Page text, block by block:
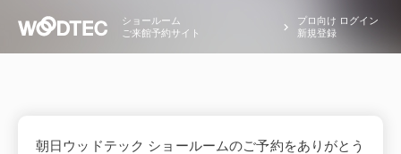
ショールーム
ご来館予約サイト
プロ向け ログイン
新規登録
朝日ウッドテック ショールームのご予約をありがとう